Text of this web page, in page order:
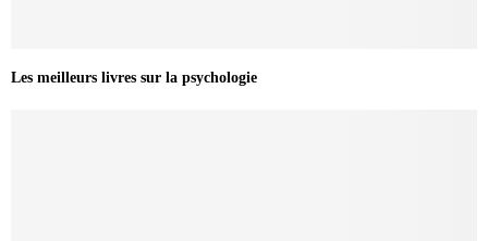
Les meilleurs livres sur la psychologie